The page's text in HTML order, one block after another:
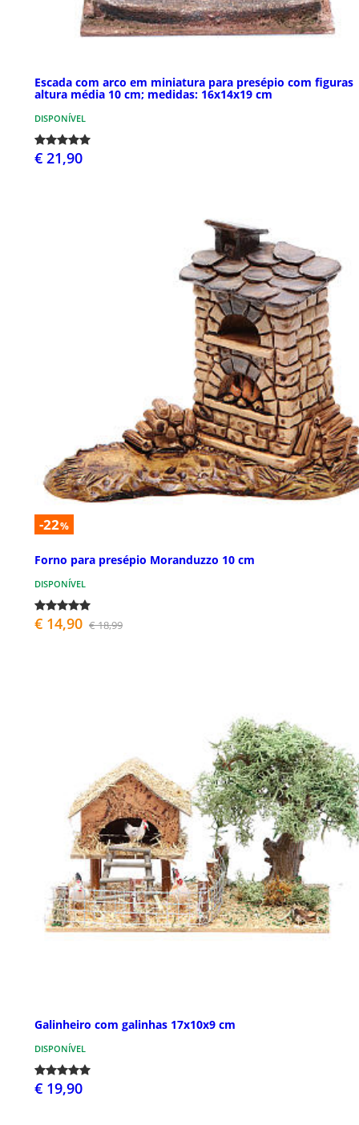
Escada com arco em miniatura para presépio com figuras
altura média 10 cm; medidas: 16x14x19 cm
DISPONÍVEL
€ 21,90
-22%
Forno para presépio Moranduzzo 10 cm
DISPONÍVEL
€ 14,90 € 18,99
Galinheiro com galinhas 17x10x9 cm
DISPONÍVEL
€ 19,90